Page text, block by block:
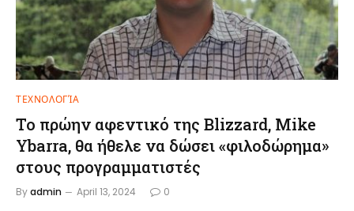
ΤΕΧΝΟΛΟΓΊΑ
Το πρώην αφεντικό της Blizzard, Mike
Ybarra, θα ήθελε να δώσει «φιλοδώρημα»
στους προγραμματιστές
Byadmin April 13, 2024 0